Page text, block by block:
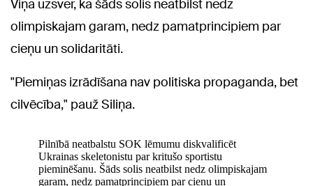
Viņa uzsver, ka šāds solis neatbilst nedz
olimpiskajam garam, nedz pamatprincipiem par
cieņu un solidaritāti.
"Piemiņas izrādīšana nav politiska propaganda, bet
cilvēcība," pauž Siliņa.